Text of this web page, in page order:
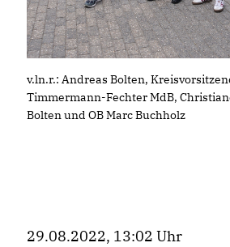
v.ln.r.: Andreas Bolten,
Timmermann-Fechter MdB,
Bolten und OB Marc Buchholz
29.08.2022, 13:02 Uhr